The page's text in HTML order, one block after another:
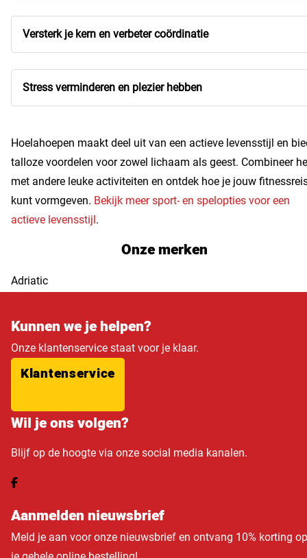
Versterk je kern en verbeter coördinatie
Stress verminderen en plezier hebben
Hoelahoepen maakt deel uit van een actieve levensstijl en
talloze voordelen voor zowel lichaam als geest. Combineer
met andere leuke activiteiten en ontdek hoe je jouw
kunt vormgeven. Bekijk meer sport- en spelopties voor een
actieve levensstijl .
Onze merken
Adriatic
Kunnen we je helpen?
Onze klantenservice staat voor je klaar.
Klantenservice
Wil je ons volgen?
Blijf op de hoogte via onze social media kanalen.
Aanmelden nieuwsbrief
Meld je aan voor onze nieuwsbrief en ontvang 10% korting op